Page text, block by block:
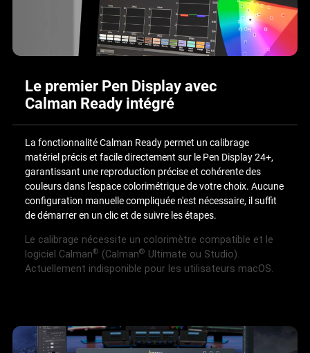
Le premier Pen Display avec
Calman Ready intégré
La fonctionnalité Calman Ready permet un calibrage
matériel précis et facile directement sur le Pen Display 24+,
garantissant une reproduction précise et cohérente des
couleurs dans l'espace colorimétrique de votre choix. Aucune
configuration manuelle compliquée n'est nécessaire, il suffit
de démarrer en un clic et de suivre les étapes.
Le calibrage nécessite un colorimètre compatible et le
logiciel Calman® (Calman® Ultimate ou Studio).
Actuellement indisponible pour les utilisateurs macOS.